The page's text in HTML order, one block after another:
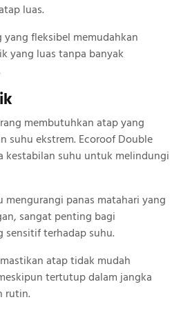
luas.
yang fleksibel memudahkan
yang luas tanpa banyak
membutuhkan atap yang
suhu ekstrem. Ecoroof Double
kestabilan suhu untuk melindungi
mengurangi panas matahari yang
sangat penting bagi
sensitif terhadap suhu.
atap tidak mudah
tertutup dalam jangka
rutin.